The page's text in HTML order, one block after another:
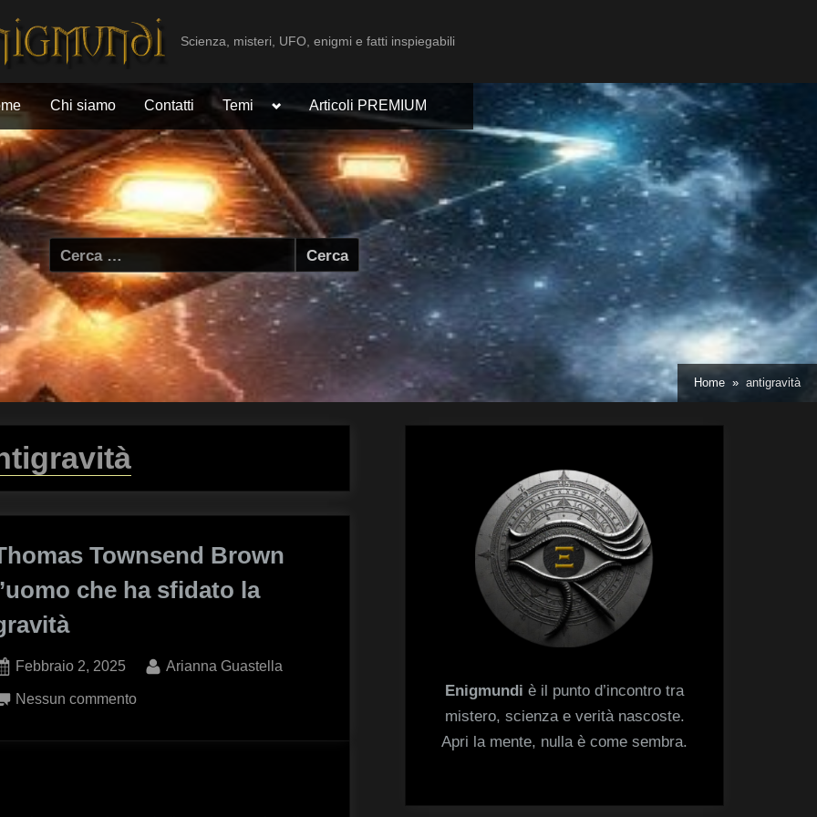
Scienza, misteri, UFO, enigmi e fatti inspiegabili
Chi siamo Contatti Temi
Toggle
menu
Toggle
sub-
menu
Toggle
sub-
Articoli PREMIUM
Ricerca
per:
Home antigravità
Townsend Brown
che ha sfidato la
Posted
on
Febbraio 2, 2025 By
Arianna Guastella
Nessun commentosu
Enigmundi è il punto d’incontro tra
mistero, scienza e verità nascoste.
Apri la mente, nulla è come sembra.